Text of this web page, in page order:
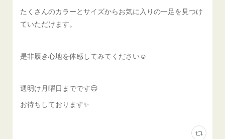
たくさんのカラーとサイズからお気に入りの一足を見つけ
ていただけます。
是非履き心地を体感してみてください☺️
週明け月曜日までです😌
お待ちしております✨